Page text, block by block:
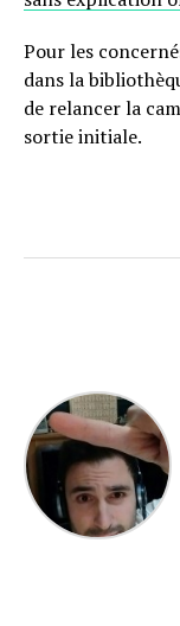
Pour les
dans la
de relancer la
sortie initiale.